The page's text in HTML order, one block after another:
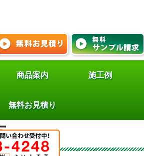
商品案内 施工例
無料お見積り
もりやすい？北